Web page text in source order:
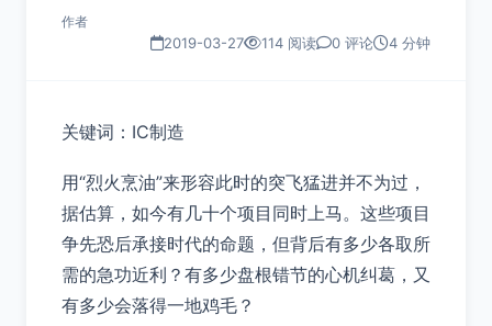
作者
2019-03-27 114 阅读 0 评论 4 分钟
关键词：IC制造
用“烈火烹油”来形容此时的突飞猛进并不为过，
据估算，如今有几十个项目同时上马。这些项目
争先恐后承接时代的命题，但背后有多少各取所
需的急功近利？有多少盘根错节的心机纠葛，又
有多少会落得一地鸡毛？